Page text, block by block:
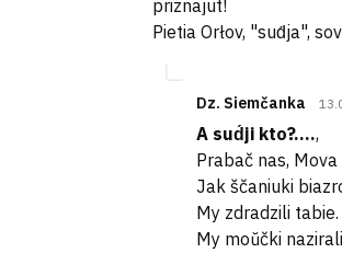
priznajut!
Pietia Orłov, "sud́ja",
Dz. Siemčanka
A sud́ji kto?....,
Prabač nas,
Jak ščaniuki
My zdradzili tabie.
My moŭčki